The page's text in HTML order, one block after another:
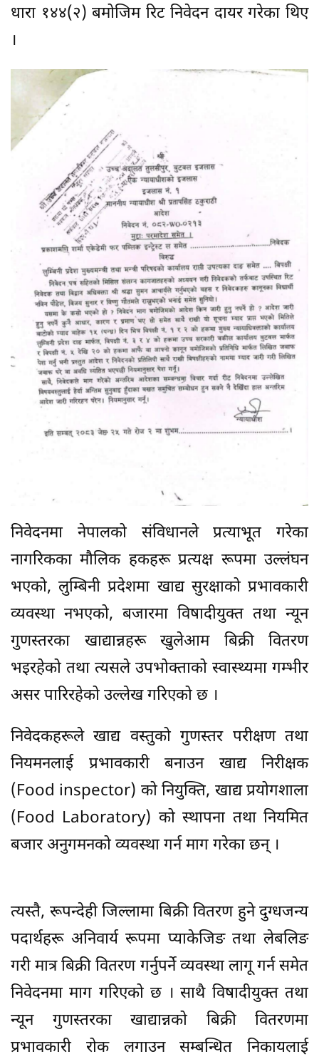
धारा १४४(२) बमोजिम रिट निवेदन दायर गरेका थिए
।
निवेदनमा नेपालको संविधानले प्रत्याभूत गरेका
नागरिकका मौलिक हकहरू प्रत्यक्ष रूपमा उल्लंघन
भएको, लुम्बिनी प्रदेशमा खाद्य सुरक्षाको प्रभावकारी
व्यवस्था नभएको, बजारमा विषादीयुक्त तथा न्यून
गुणस्तरका खाद्यान्नहरू खुलेआम बिक्री वितरण
भइरहेको तथा त्यसले उपभोक्ताको स्वास्थ्यमा गम्भीर
असर पारिरहेको उल्लेख गरिएको छ ।
निवेदकहरूले खाद्य वस्तुको गुणस्तर परीक्षण तथा
नियमनलाई प्रभावकारी बनाउन खाद्य निरीक्षक
(Food inspector) को नियुक्ति, खाद्य प्रयोगशाला
(Food Laboratory) को स्थापना तथा नियमित
बजार अनुगमनको व्यवस्था गर्न माग गरेका छन् ।
त्यस्तै, रूपन्देही जिल्लामा बिक्री वितरण हुने दुग्धजन्य
पदार्थहरू अनिवार्य रूपमा प्याकेजिङ तथा लेबलिङ
गरी मात्र बिक्री वितरण गर्नुपर्ने व्यवस्था लागू गर्न समेत
निवेदनमा माग गरिएको छ । साथै विषादीयुक्त तथा
न्यून गुणस्तरका खाद्यान्नको बिक्री वितरणमा
प्रभावकारी रोक लगाउन सम्बन्धित निकायलाई